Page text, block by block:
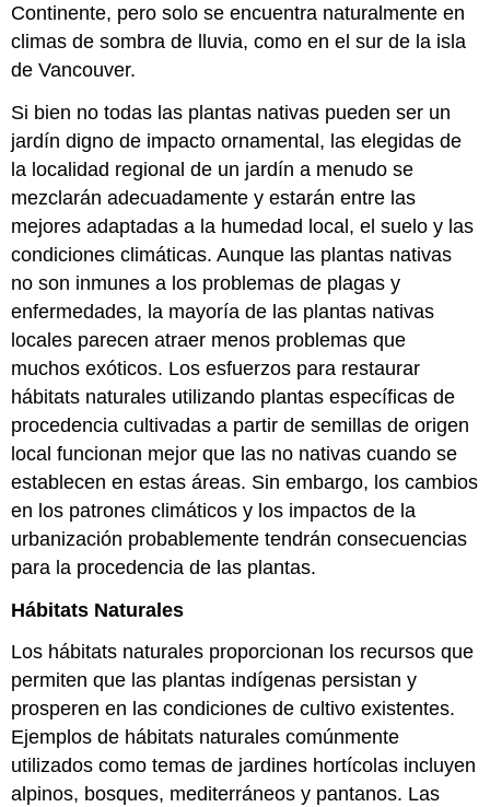
Continente, pero solo se encuentra naturalmente en
climas de sombra de lluvia, como en el sur de la isla
de Vancouver.
Si bien no todas las plantas nativas pueden ser un
jardín digno de impacto ornamental, las elegidas de
la localidad regional de un jardín a menudo se
mezclarán adecuadamente y estarán entre las
mejores adaptadas a la humedad local, el suelo y las
condiciones climáticas. Aunque las plantas nativas
no son inmunes a los problemas de plagas y
enfermedades, la mayoría de las plantas nativas
locales parecen atraer menos problemas que
muchos exóticos. Los esfuerzos para restaurar
hábitats naturales utilizando plantas específicas de
procedencia cultivadas a partir de semillas de origen
local funcionan mejor que las no nativas cuando se
establecen en estas áreas. Sin embargo, los cambios
en los patrones climáticos y los impactos de la
urbanización probablemente tendrán consecuencias
para la procedencia de las plantas.
Hábitats Naturales
Los hábitats naturales proporcionan los recursos que
permiten que las plantas indígenas persistan y
prosperen en las condiciones de cultivo existentes.
Ejemplos de hábitats naturales comúnmente
utilizados como temas de jardines hortícolas incluyen
alpinos, bosques, mediterráneos y pantanos. Las